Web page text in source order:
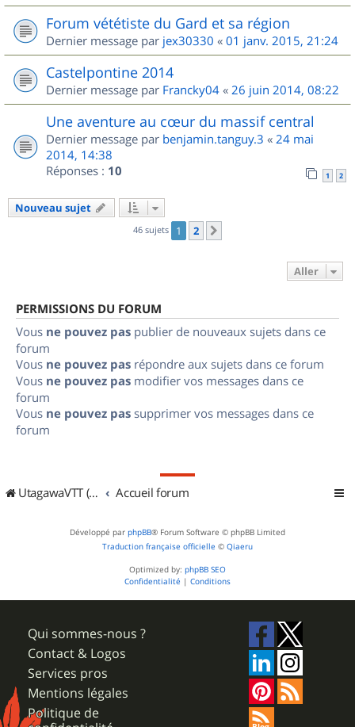
Forum vététiste du Gard et sa région
Dernier message par jex30330 « 01 janv. 2015, 21:24
Castelpontine 2014
Dernier message par Francky04 « 26 juin 2014, 08:22
Une aventure au cœur du massif central
Dernier message par benjamin.tanguy.3 « 24 mai
2014, 14:38
Réponses : 10 1 2
Nouveau sujet
46 sujets 1 2
Aller
PERMISSIONS DU FORUM
Vous ne pouvez pas publier de nouveaux sujets dans ce
forum
Vous ne pouvez pas répondre aux sujets dans ce forum
Vous ne pouvez pas modifier vos messages dans ce
forum
Vous ne pouvez pas supprimer vos messages dans ce
forum
UtagawaVTT (Randos VTT et VTTAE avec traces GPS) Accueil forum
Développé par phpBB® Forum Software © phpBB Limited
Traduction française officielle © Qiaeru
Optimized by: phpBB SEO
Confidentialité | Conditions
Qui sommes-nous ?
Contact & Logos
Services pros
Mentions légales
Politique de